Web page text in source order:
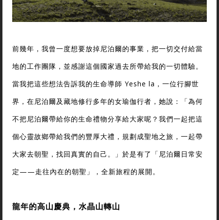
前幾年，我曾一度想要放掉尼泊爾的事業，把一切交付給當
地的工作團隊，並感謝這個國家過去所帶給我的一切體驗。
當我把這些想法告訴我的生命導師 Yeshe la，一位行腳世
界，在尼泊爾及藏地修行多年的女瑜伽行者，她說：「為何
不把尼泊爾帶給你的生命禮物分享給大家呢？我們一起把這
個心靈故鄉帶給我們的豐厚大禮，規劃成聖地之旅，一起帶
大家去朝聖，找回真實的自己。」於是有了「尼泊爾日常安
定——走往內在的朝聖」，全新旅程的展開。
龍年的高山慶典，水晶山轉山